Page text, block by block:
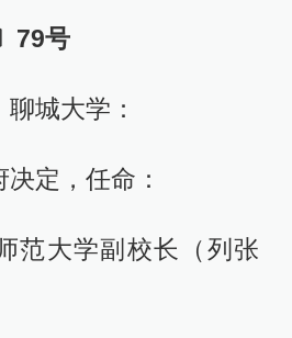
79号
城大学：
定，任命：
范大学副校长（列张